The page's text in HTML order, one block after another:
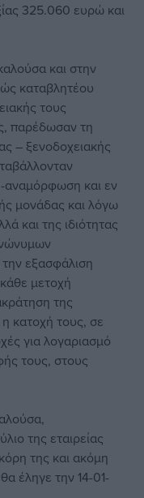
325.060 ευρώ και
και στην
καταβλητέου
τους
παρέδωσαν τη
– ξενοδοχειακής
αναμόρφωση και εν
μονάδας και λόγω
και της ιδιότητας
εξασφάλιση
μετοχή
της
κατοχή τους, σε
για λογαριασμό
τους, στους
της εταιρείας
της και ακόμη
έληγε την 14-01-